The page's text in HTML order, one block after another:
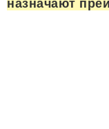
назначают